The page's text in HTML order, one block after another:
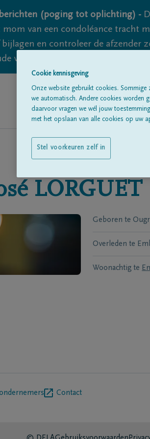
(poging tot oplichting) -
van een condoléance tracht
en controleer de afzender
vallen echter nooit volledig uit te
LORGUET
Geboren te
Overleden te
Woonachtig te
Contact
Cookie kennisgeving
Onze website gebruikt cookies.
we automatisch. Andere cookies worden
daarvoor vragen we wél jouw
met het opslaan van alle cookies op uw
Stel voorkeuren zelf in